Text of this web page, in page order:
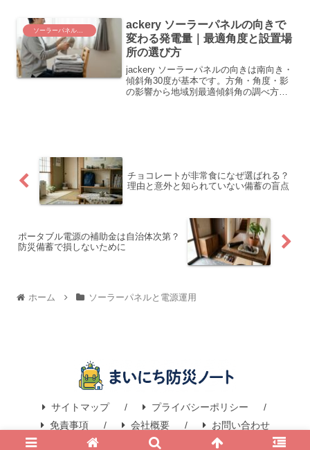
ソーラーパネルと電源運用
ackery ソーラーパネルの向きで
変わる発電量｜最適角度と設置場
所の選び方
jackery ソーラーパネルの向きは南向き・
傾斜角30度が基本です。方角・角度・影
の影響から地域別最適傾斜角の調べ方、
チョコレートが非常食になぜ選ばれる？
理由と意外と知られていない備蓄の盲点
ポータブル電源の補助金は自治体次第？
防災備蓄で損しないために
ホーム ソーラーパネルと電源運用
サイトマップ
プライバシーポリシー
免責事項
会社概要 お問い合わせ
© 2026 防災と備蓄の知識と電源対策で命を守るための実践ガイド.